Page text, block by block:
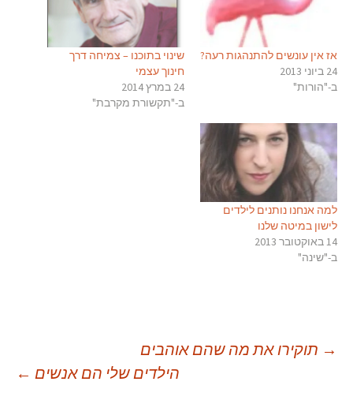
אז אין עונשים להתנהגות רעה?
24 ביוני 2013
ב-"הורות"
שינוי בתוכנו – צמיחה דרך
חינוך עצמי
24 במרץ 2014
ב-"תקשורת מקרבת"
למה אנחנו נותנים לילדים
לישון במיטה שלנו
14 באוקטובר 2013
ב-"שינה"
ניווט
→ תוקירו את מה שהם אוהבים
הילדים שלי הם אנשים ←